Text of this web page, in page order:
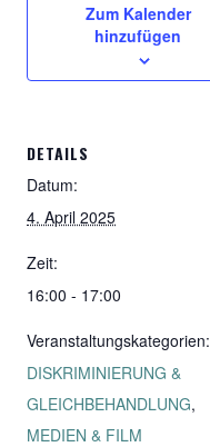
Zum Kalender
hinzufügen
DETAILS
Datum:
4. April 2025
Zeit:
16:00 - 17:00
Veranstaltungskategorien:
DISKRIMINIERUNG &
GLEICHBEHANDLUNG,
MEDIEN & FILM